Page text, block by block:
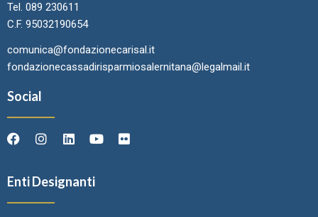
Tel. 089 230611
C.F. 95032190654
comunica@fondazionecarisal.it
fondazionecassadirisparmiosalernitana@legalmail.it
Social
Enti Designanti